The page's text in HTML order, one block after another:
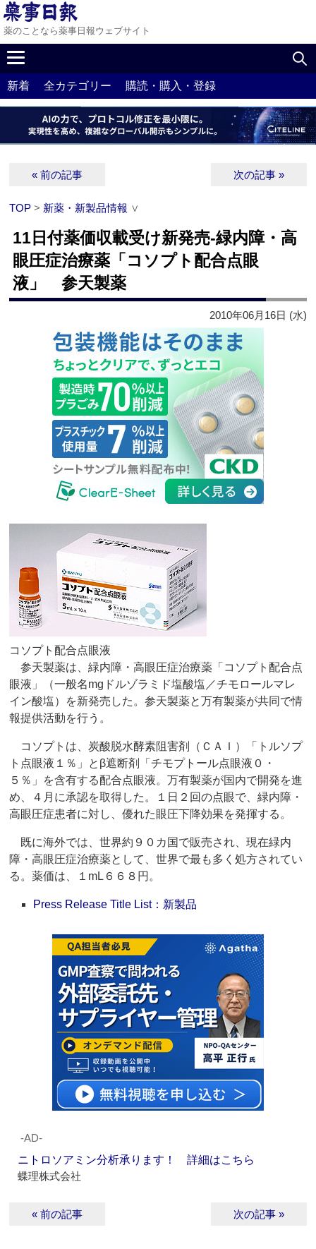
薬のことなら薬事日報ウェブサイト
新着 全カテゴリー 購読・購入・登録
« 前の記事 次の記事 »
TOP > 新薬・新製品情報 ∨
11日付薬価収載受け新発売‐緑内障・高
眼圧症治療薬「コソプト配合点眼
液」 参天製薬
2010年06月16日 (水)
コソプト配合点眼液
参天製薬は、緑内障・高眼圧症治療薬「コソプト配合点
眼液」（一般名mgドルゾラミド塩酸塩／チモロールマレ
イン酸塩）を新発売した。参天製薬と万有製薬が共同で情
報提供活動を行う。
コソプトは、炭酸脱水酵素阻害剤（ＣＡＩ）「トルソプ
ト点眼液１％」とβ遮断剤「チモプトール点眼液０・
５％」を含有する配合点眼液。万有製薬が国内で開発を進
め、４月に承認を取得した。１日２回の点眼で、緑内障・
高眼圧症患者に対し、優れた眼圧下降効果を発揮する。
既に海外では、世界約９０カ国で販売され、現在緑内
障・高眼圧症治療薬として、世界で最も多く処方されてい
る。薬価は、１mL６６８円。
Press Release Title List：新製品
‐AD‐
ニトロソアミン分析承ります！ 詳細はこちら
蝶理株式会社
« 前の記事 次の記事 »